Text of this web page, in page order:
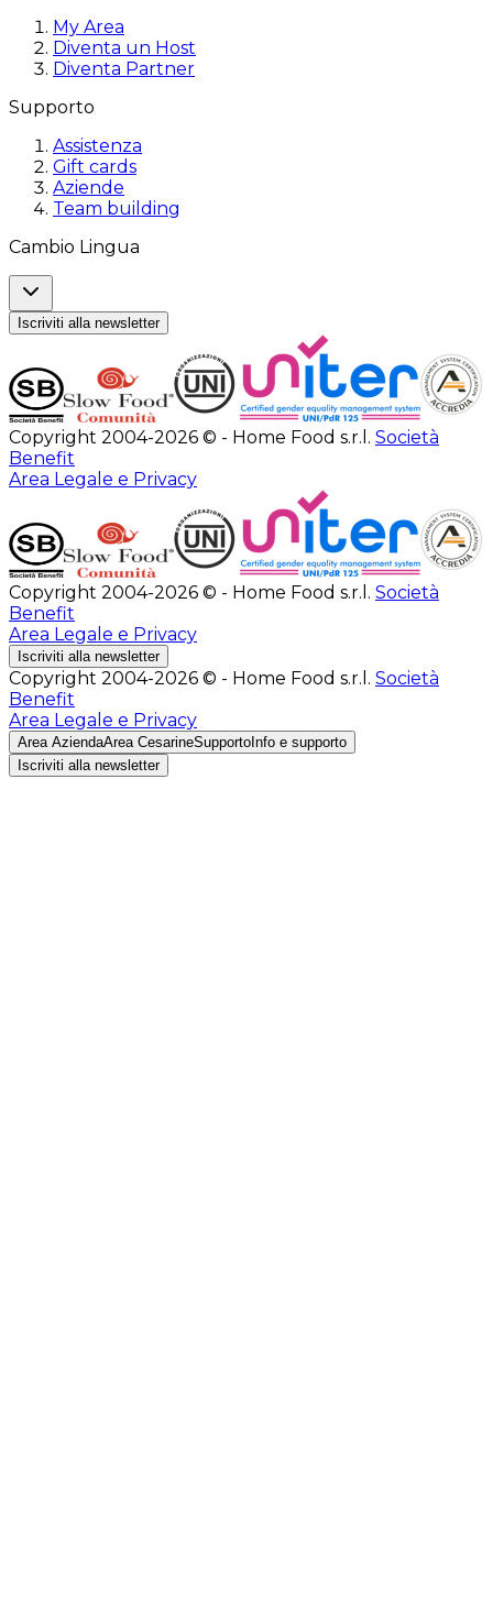
My Area
Diventa un Host
Diventa Partner
Supporto
Assistenza
Gift cards
Aziende
Team building
Cambio Lingua
Iscriviti alla newsletter
Copyright 2004-2026 © - Home Food s.r.l. Società
Benefit
Area Legale e Privacy
Copyright 2004-2026 © - Home Food s.r.l. Società
Benefit
Area Legale e Privacy
Iscriviti alla newsletter
Copyright 2004-2026 © - Home Food s.r.l. Società
Benefit
Area Legale e Privacy
Area AziendaArea CesarineSupporto Info e supporto
Iscriviti alla newsletter